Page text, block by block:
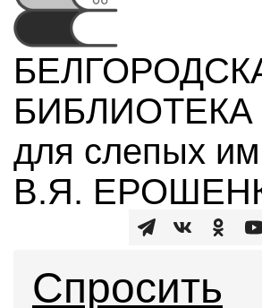
БИБЛИОТЕКА
для слепых
В.Я.
Спросить